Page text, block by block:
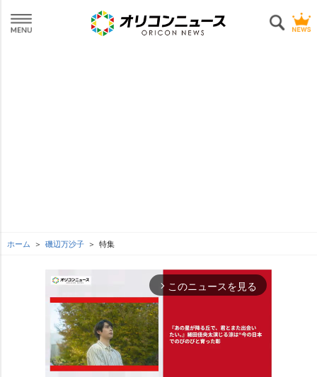
ホーム 磯辺万沙子 特集
arrow_forward_ios このニュースを見る